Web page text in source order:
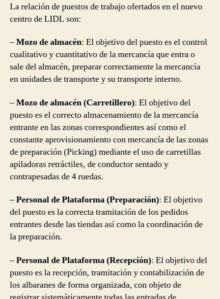
La relación de puestos de trabajo ofertados en el nuevo
centro de LIDL son:
–Mozo de almacén: El objetivo del puesto es el control
cualitativo y cuantitativo de la mercancía que entra o
sale del almacén, preparar correctamente la mercancía
en unidades de transporte y su transporte interno.
–Mozo de almacén (Carretillero): El objetivo del
puesto es el correcto almacenamiento de la mercancía
entrante en las zonas correspondientes así como el
constante aprovisionamiento con mercancía de las zonas
de preparación (Picking) mediante el uso de carretillas
apiladoras retráctiles, de conductor sentado y
contrapesadas de 4 ruedas.
–Personal de Plataforma (Preparación): El objetivo
del puesto es la correcta tramitación de los pedidos
entrantes desde las tiendas así como la coordinación de
la preparación.
–Personal de Plataforma (Recepción): El objetivo del
puesto es la recepción, tramitación y contabilización de
los albaranes de forma organizada, con objeto de